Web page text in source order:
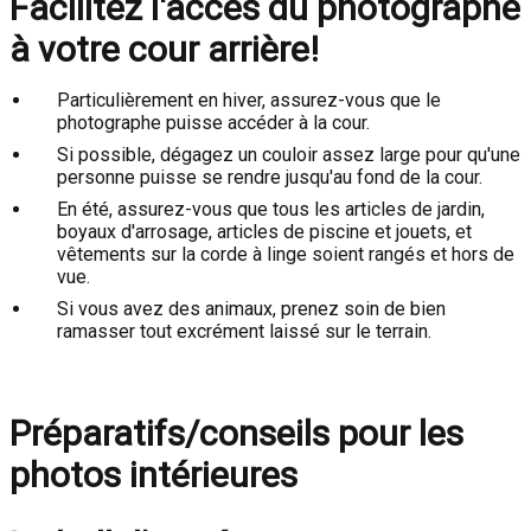
à votre cour arrière!
Particulièrement en hiver, assurez-vous que le
photographe puisse accéder à la cour.
Si possible, dégagez un couloir assez large pour qu'une
personne puisse se rendre jusqu'au fond de la cour.
En été, assurez-vous que tous les articles de jardin,
boyaux d'arrosage, articles de piscine et jouets, et
vêtements sur la corde à linge soient rangés et hors de
vue.
Si vous avez des animaux, prenez soin de bien
ramasser tout excrément laissé sur le terrain.
Préparatifs/conseils pour les
photos intérieures